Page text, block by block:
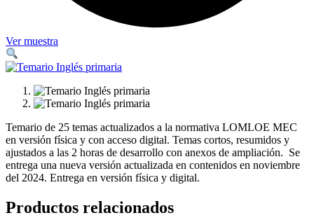
Ver muestra
Temario de 25 temas actualizados a la normativa LOMLOE MEC
en versión física y con acceso digital. Temas cortos, resumidos y
ajustados a las 2 horas de desarrollo con anexos de ampliación. Se
entrega una nueva versión actualizada en contenidos en noviembre
del 2024. Entrega en versión física y digital.
Productos relacionados